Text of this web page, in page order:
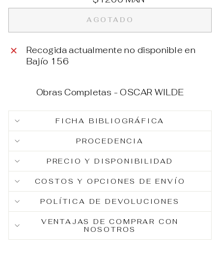
AGOTADO
Recogida actualmente no disponible en
Bajío 156
Obras Completas - OSCAR WILDE
FICHA BIBLIOGRÁFICA
PROCEDENCIA
PRECIO Y DISPONIBILIDAD
COSTOS Y OPCIONES DE ENVÍO
POLÍTICA DE DEVOLUCIONES
VENTAJAS DE COMPRAR CON
NOSOTROS